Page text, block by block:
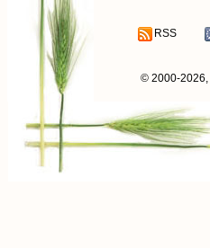
RSS
© 2000-2026,